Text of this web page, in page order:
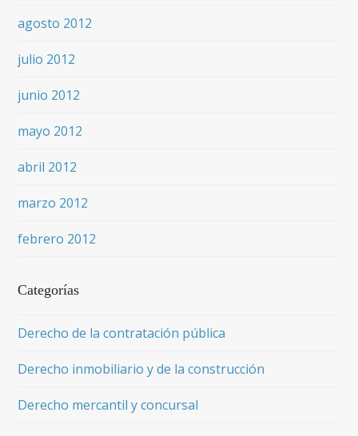
agosto 2012
julio 2012
junio 2012
mayo 2012
abril 2012
marzo 2012
febrero 2012
Categorías
Derecho de la contratación pública
Derecho inmobiliario y de la construcción
Derecho mercantil y concursal